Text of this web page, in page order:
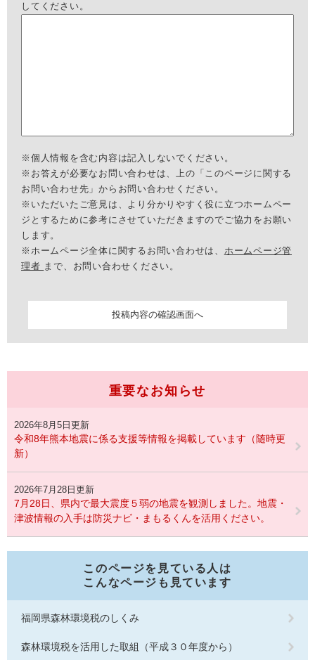
してください。
※個人情報を含む内容は記入しないでください。
※お答えが必要なお問い合わせは、上の「このページに関する
お問い合わせ先」からお問い合わせください。
※いただいたご意見は、より分かりやすく役に立つホームペー
ジとするために参考にさせていただきますのでご協力をお願い
します。
※ホームページ全体に関するお問い合わせは、 ホームページ管
理者 まで、お問い合わせください。
重要なお知らせ
2026年8月5日更新
令和8年熊本地震に係る支援等情報を掲載しています（随時更
新）
2026年7月28日更新
7月28日、県内で最大震度５弱の地震を観測しました。地震・
津波情報の入手は防災ナビ・まもるくんを活用ください。
このページを見ている人は
こんなページも見ています
福岡県森林環境税のしくみ
森林環境税を活用した取組（平成３０年度から）